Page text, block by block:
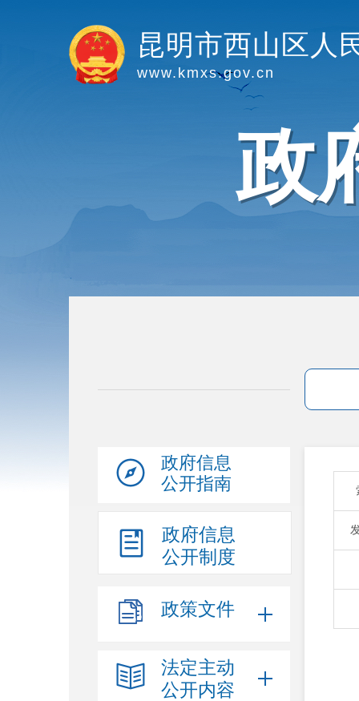
昆明市西山区人
www.kmxs.gov.cn
政
政府信息
公开指南
政府信息
公开制度
政策文件
法定主动
公开内容